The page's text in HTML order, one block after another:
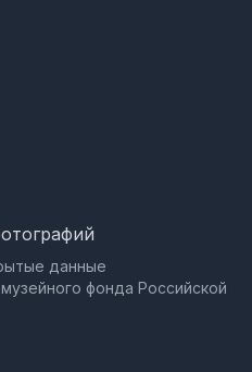
данные
фонда Российской